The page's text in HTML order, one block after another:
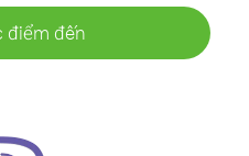
điểm đến